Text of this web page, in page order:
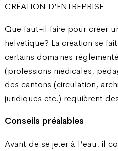
CRÉATION D’ENTREPRISE
Que faut-il faire pour créer
helvétique? La création se
certains domaines
(professions médicales,
des cantons (circulation,
juridiques etc.) requièrent
Conseils préalables
Avant de se jeter à l’eau, il